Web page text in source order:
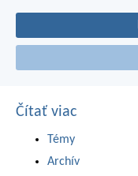
Čítať viac
Témy
Archív